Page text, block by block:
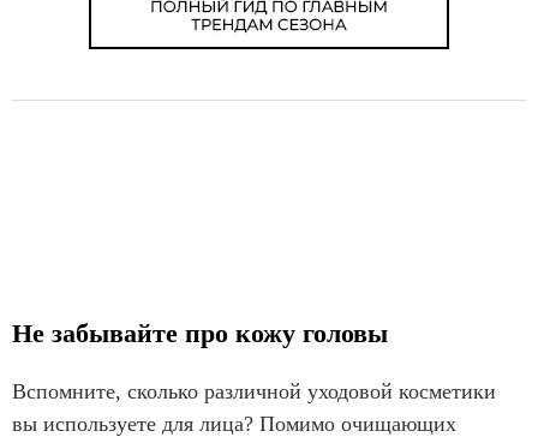
Не забывайте про кожу головы
Вспомните, сколько различной уходовой косметики
вы используете для лица? Помимо очищающих